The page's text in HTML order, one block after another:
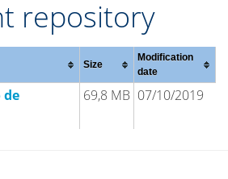
repository
Size
Modification
date
de
69,8 MB 07/10/2019